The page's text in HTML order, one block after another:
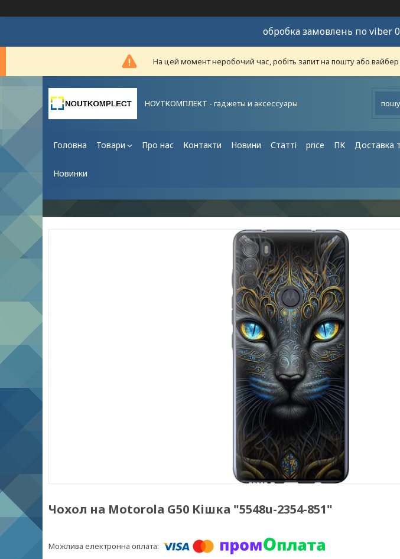
обробка замовлень по viber
На цей момент неробочий час, робіть запит на пошту або
НОУТКОМПЛЕКТ - гаджеты и аксессуары
Головна Товари Про нас Контакти Новини Статті price ПК Доставка
Новинки
Чохол на Motorola G50 Кішка "5548u-2354-851"